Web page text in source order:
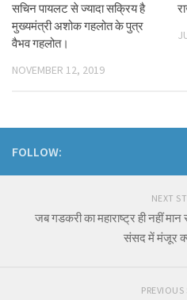
सचिन पायलट से ज्यादा सक्रिय है
मुख्यमंत्री अशोक गहलोत के पुत्र
वैभव गहलोत।
NOVEMBER 12, 2019
FOLLOW:
NEXT
जब गडकरी का महाराष्ट्र ही नहीं
संसद में मंजूर
PREVIOUS